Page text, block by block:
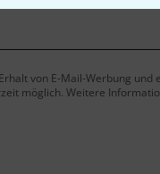
von E-Mail-Werbung und
möglich. Weitere